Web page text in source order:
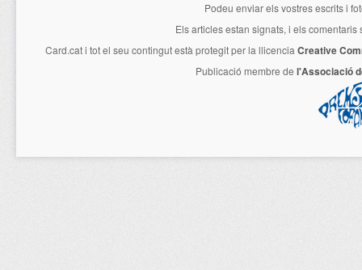
Podeu enviar els vostres escrits i
Els articles estan signats, i els
Card.cati tot el seu contingut està protegit per la llicencia Creative
Publicació membre de l'Associació